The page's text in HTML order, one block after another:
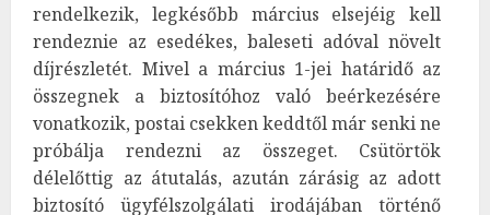
rendelkezik, legkésőbb március elsejéig kell
rendeznie az esedékes, baleseti adóval növelt
díjrészletét. Mivel a március 1-jei határidő az
összegnek a biztosítóhoz való beérkezésére
vonatkozik, postai csekken keddtől már senki ne
próbálja rendezni az összeget. Csütörtök
délelőttig az átutalás, azután zárásig az adott
biztosító ügyfélszolgálati irodájában történő